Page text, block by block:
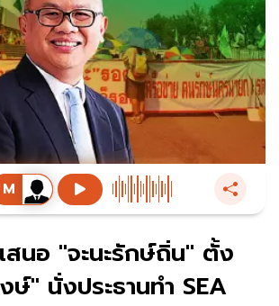
สนอ "จะนะรักษ์ถิ่น" ตั้ง
นั่งประธานทำ SEA